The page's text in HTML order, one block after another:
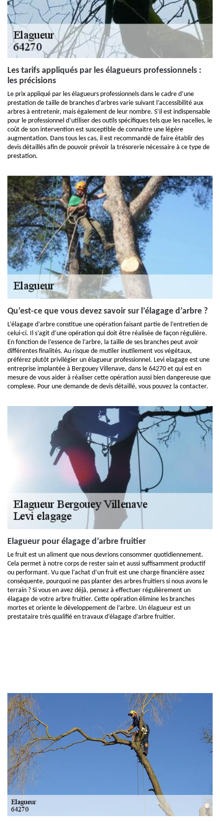
Les tarifs appliqués par les élagueurs professionnels :
les précisions
Le prix appliqué par les élagueurs professionnels dans le cadre d’une
prestation de taille de branches d’arbres varie suivant l’accessibilité aux
arbres à entretenir, mais également de leur nombre. S’il est indispensable
pour le professionnel d’utiliser des outils spécifiques tels que les nacelles, le
coût de son intervention est susceptible de connaitre une légère
augmentation. Dans tous les cas, il est recommandé de faire établir des
devis détaillés afin de pouvoir prévoir la trésorerie nécessaire à ce type de
prestation.
Qu’est-ce que vous devez savoir sur l’élagage d’arbre ?
L’élagage d’arbre constitue une opération faisant partie de l’entretien de
celui-ci. Il s’agit d’une opération qui doit être réalisée de façon régulière.
En fonction de l’essence de l’arbre, la taille de ses branches peut avoir
différentes finalités. Au risque de mutiler inutilement vos végétaux,
préférez plutôt privilégier un élagueur professionnel. Levi elagage est une
entreprise implantée à Bergouey Villenave, dans le 64270 et qui est en
mesure de vous aider à réaliser cette opération aussi bien dangereuse que
complexe. Pour une demande de devis détaillé, vous pouvez la contacter.
Elagueur pour élagage d’arbre fruitier
Le fruit est un aliment que nous devrions consommer quotidiennement.
Cela permet à notre corps de rester sain et aussi suffisamment productif
ou performant. Vu que l’achat d’un fruit est une charge financière assez
conséquente, pourquoi ne pas planter des arbres fruitiers si nous avons le
terrain ? Si vous en avez déjà, pensez à effectuer régulièrement un
élagage de votre arbre fruitier. Cette opération élimine les branches
mortes et oriente le développement de l’arbre. Un élagueur est un
prestataire très qualifié en travaux d’élagage d’arbre fruitier.